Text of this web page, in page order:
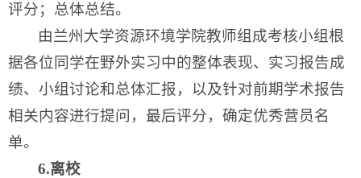
评分；总体总结。
由兰州大学资源环境学院教师组成考核小组根
据各位同学在野外实习中的整体表现、实习报告成
绩、小组讨论和总体汇报，以及针对前期学术报告
相关内容进行提问，最后评分，确定优秀营员名
单。
6.离校